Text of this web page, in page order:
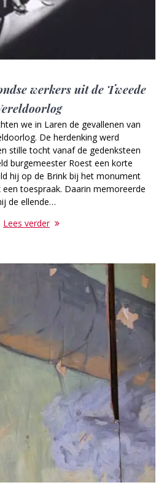
werkers uit de Tweede
we in Laren de gevallenen van
De herdenking werd
stille tocht vanaf de gedenksteen
burgemeester Roest een korte
hij op de Brink bij het monument
toespraak. Daarin memoreerde
de ellende…
Lees verder